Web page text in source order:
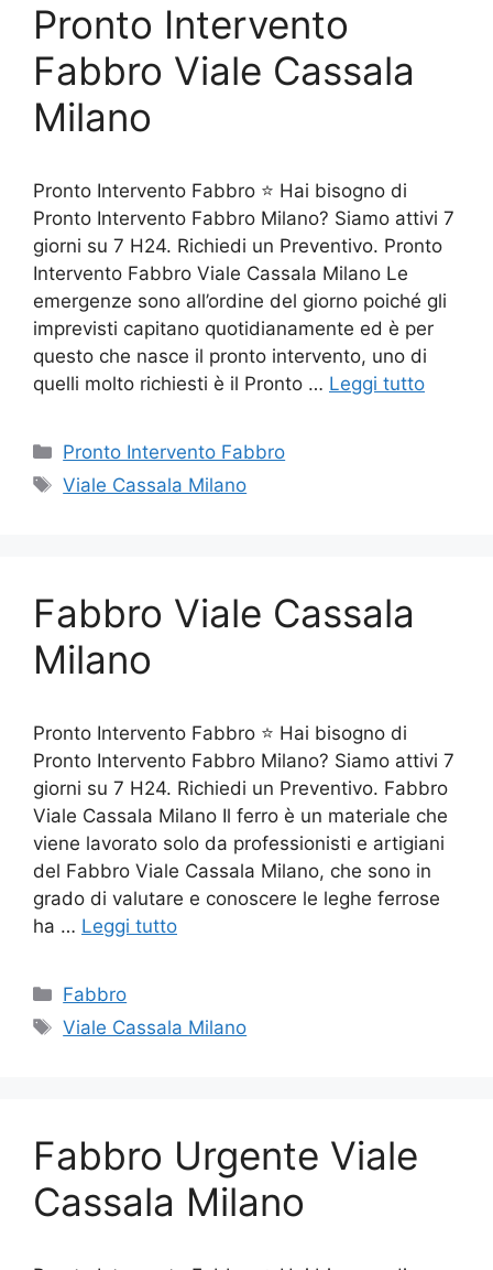
Pronto Intervento
Fabbro Viale Cassala
Milano
Pronto Intervento Fabbro ⭐ Hai bisogno di
Pronto Intervento Fabbro Milano? Siamo attivi 7
giorni su 7 H24. Richiedi un Preventivo. Pronto
Intervento Fabbro Viale Cassala Milano Le
emergenze sono all’ordine del giorno poiché gli
imprevisti capitano quotidianamente ed è per
questo che nasce il pronto intervento, uno di
quelli molto richiesti è il Pronto … Leggi tutto
Categorie
Pronto Intervento Fabbro
Tag
Viale Cassala Milano
Fabbro Viale Cassala
Milano
Pronto Intervento Fabbro ⭐ Hai bisogno di
Pronto Intervento Fabbro Milano? Siamo attivi 7
giorni su 7 H24. Richiedi un Preventivo. Fabbro
Viale Cassala Milano Il ferro è un materiale che
viene lavorato solo da professionisti e artigiani
del Fabbro Viale Cassala Milano, che sono in
grado di valutare e conoscere le leghe ferrose
ha … Leggi tutto
Categorie
Fabbro
Tag
Viale Cassala Milano
Fabbro Urgente Viale
Cassala Milano